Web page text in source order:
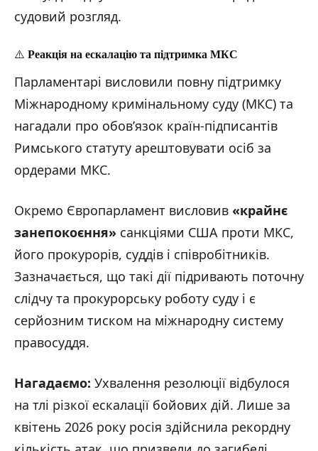
судовий розгляд.
⚠️ Реакція на ескалацію та підтримка МКС
Парламентарі висловили повну підтримку
Міжнародному кримінальному суду (МКС) та
нагадали про обов’язок країн-підписантів
Римського статуту арештовувати осіб за
ордерами МКС.
Окремо Європарламент висловив «крайнє
занепокоєння» санкціями США проти МКС,
його прокурорів, суддів і співробітників.
Зазначається, що такі дії підривають поточну
слідчу та прокурорську роботу суду і є
серйозним тиском на міжнародну систему
правосуддя.
Нагадаємо: Ухвалення резолюції відбулося
на тлі різкої ескалації бойових дій. Лише за
квітень 2026 року росія здійснила рекордну